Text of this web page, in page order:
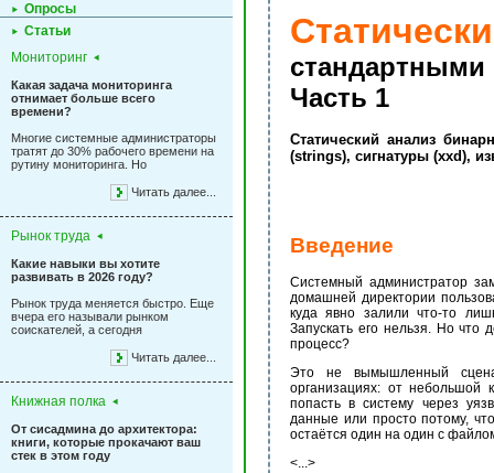
Опросы
Статьи
Мониторинг
Какая задача мониторинга
отнимает больше всего
времени?
Многие системные администраторы
тратят до 30% рабочего времени на
рутину мониторинга. Но
Читать далее...
Рынок труда
Какие навыки вы хотите
развивать в 2026 году?
Рынок труда меняется быстро. Еще
вчера его называли рынком
соискателей, а сегодня
Читать далее...
Книжная полка
От сисадмина до архитектора:
книги, которые прокачают ваш
стек в этом году
Часть 1
Статический анализ
(strings), сигнатуры (xxd),
Введение
Системный администратор
домашней директории
куда явно залили что-то
Запускать его нельзя. Но что
процесс?
Это не вымышленный
организациях: от небольшой
попасть в систему через
данные или просто потому,
остаётся один на один с
<...>